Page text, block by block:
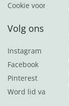
Cookie voorkeuren
Volg ons
Instagram
Facebook
Pinterest
Word lid van de